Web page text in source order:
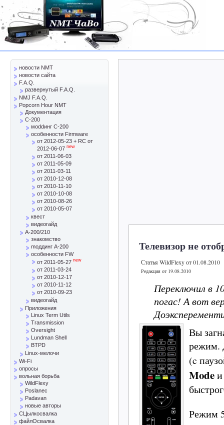
Телевизор не
Статья WildFlexy от 01.08.2010
Редакция от 19.08.2010
Переключил в
погас! А вот
Вы
режим.
(c
Mode
Режим
новости NMT
новости сайта
F.A.Q.
развернутый F.A.Q.
NMJ F.A.Q.
Popcorn Hour NMT
Документация
C-200
моddинг C-200
особенности Firmware
от 2012-05-23 + RC от
2012-06-07 new
от 2011-06-03
от 2011-05-09
от 2011-03-11
от 2010-12-08
от 2010-11-10
от 2010-10-08
от 2010-08-26
от 2010-05-07
квест
видеогайд
A-200/210
знакомство
mоддинг A-200
особенности FW
от 2011-05-27 new
от 2011-03-24
от 2010-12-17
от 2010-11-12
от 2010-09-23
видеогайд
Приложения
Linux Term Utils
Transmission
Oversight
Lundman Shell
BTPD
Linux-мелочи
Wi-Fi
опросы
вольная борьба
WildFlexy
Poslanec
Padavan
новые авторы
СЦылкосвалка
файлОсвалка